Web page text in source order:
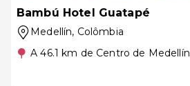
Bambú Hotel Guatapé
Medellín, Colômbia
A 46.1 km de Centro de Medellín